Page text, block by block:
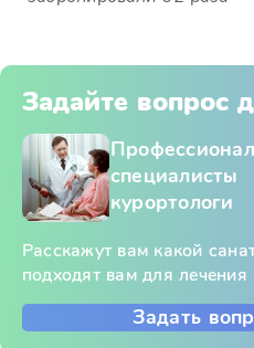
Задайте вопрос
специалисты
курортологи
Расскажут вам какой
подходят вам для
Задать